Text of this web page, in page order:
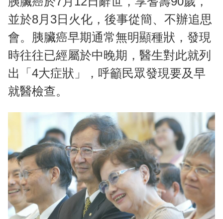
t
並於8月3日火化，後事從簡、不辦追思
會。胰臟癌早期通常無明顯種狀，發現
時往往已經屬於中晚期，醫生對此就列
出「4大症狀」，呼籲民眾發現要及早
就醫檢查。